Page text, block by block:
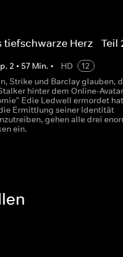
tiefschwarze Herz - Teil
2 • 57 Min. • HD
12
Strike und Barclay glauben,
hinter dem Online-Avatar
Edie Ledwell ermordet
Ermittlung seiner Identität
gehen alle drei
ein.